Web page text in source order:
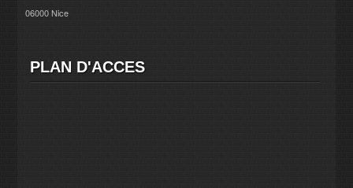
06000 Nice
PLAN D'ACCES